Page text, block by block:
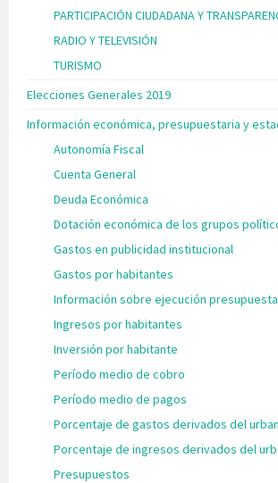
PARTICIPACIÓN CIUDADANA Y
RADIO Y TELEVISIÓN
TURISMO
Elecciones Generales 2019
Información económica, presupuestaria y
Autonomía Fiscal
Cuenta General
Deuda Económica
Dotación económica de los grupos
Gastos en publicidad institucional
Gastos por habitantes
Información sobre ejecución
Ingresos por habitantes
Inversión por habitante
Período medio de cobro
Período medio de pagos
Porcentaje de gastos derivados del
Porcentaje de ingresos derivados del
Presupuestos